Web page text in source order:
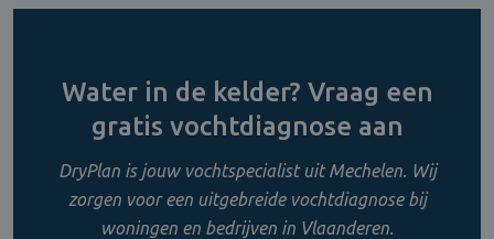
Water in de kelder? Vraag een
gratis vochtdiagnose aan
DryPlan is jouw vochtspecialist uit Mechelen. Wij
zorgen voor een uitgebreide vochtdiagnose bij
woningen en bedrijven in Vlaanderen.